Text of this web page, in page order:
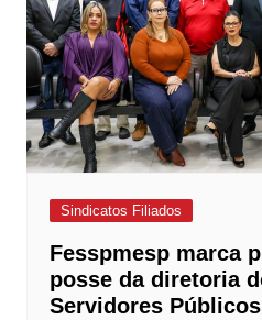
Sindicatos Filiados
Fesspmesp marca
posse da diretoria
Servidores